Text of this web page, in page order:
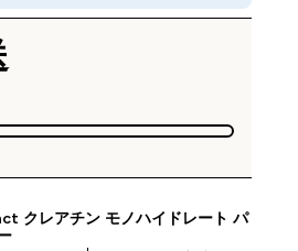
クレアチン モノハイドレート パ